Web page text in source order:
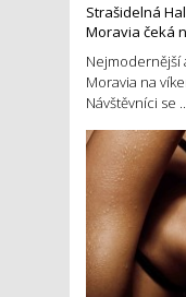
Strašidelná
Moravia čeká
Nejmodernější
Moravia na
Návštěvníci se